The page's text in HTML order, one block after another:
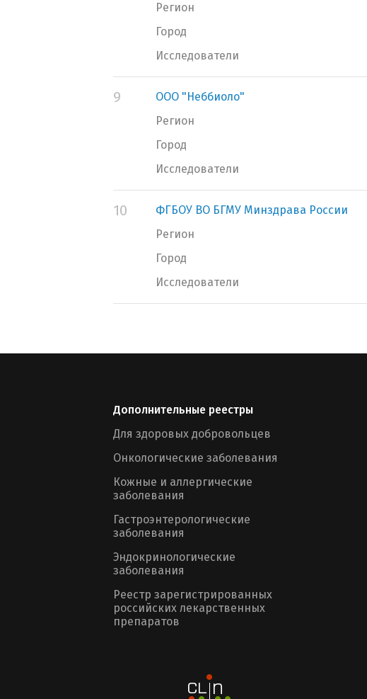
Регион
Город
Исследователи
9
ООО "Неббиоло"
Регион
Город
Исследователи
10
ФГБОУ ВО БГМУ Минздрава России
Регион
Город
Исследователи
Дополнительные реестры
Для здоровых добровольцев
Онкологические заболевания
Кожные и аллергические
заболевания
Гастроэнтерологические
заболевания
Эндокринологические
заболевания
Реестр зарегистрированных
российских лекарственных
препаратов